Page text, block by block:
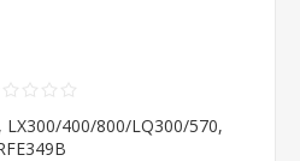
400/800/LQ300/570,